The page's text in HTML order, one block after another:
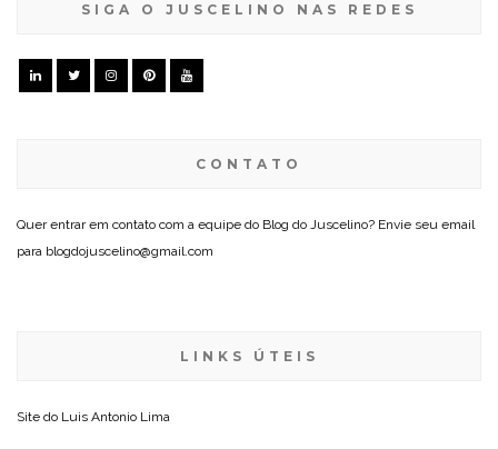
SIGA O JUSCELINO NAS REDES
CONTATO
Quer entrar em contato com a equipe do Blog do Juscelino? Envie seu email
para blogdojuscelino@gmail.com
LINKS ÚTEIS
Site do Luis Antonio Lima